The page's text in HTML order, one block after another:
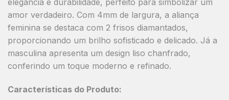
elegância e durabilidade, perfeito para simbolizar um
amor verdadeiro. Com 4mm de largura, a aliança
feminina se destaca com 2 frisos diamantados,
proporcionando um brilho sofisticado e delicado. Já a
masculina apresenta um design liso chanfrado,
conferindo um toque moderno e refinado.
Características do Produto: